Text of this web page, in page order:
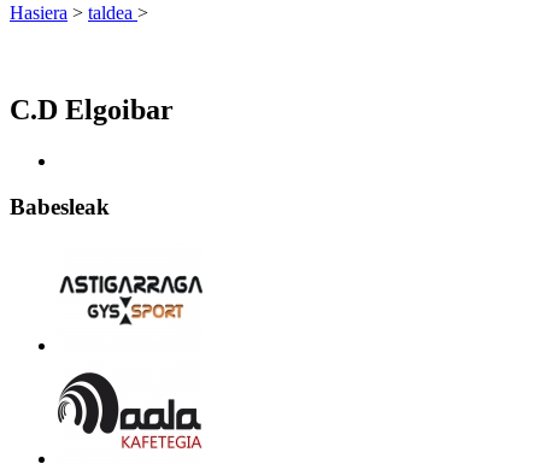
Hasiera > taldea >
C.D Elgoibar
Babesleak